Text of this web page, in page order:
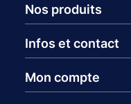
Nos produits
Infos et contact
Mon compte